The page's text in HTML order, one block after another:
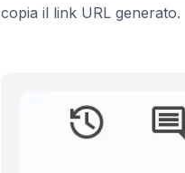
copia il link URL generato.